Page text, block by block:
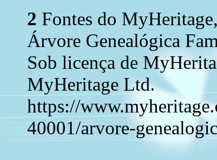
2 Fontes do
Árvore Genealógica
Sob licença de
MyHeritage Ltd.
https://
40001/arvore-